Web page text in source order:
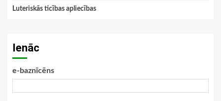
Luteriskās ticības apliecības
Ienāc
e-baznīcēns